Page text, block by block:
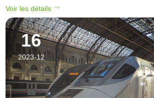
métamorphose de cette graine et de la mise en
premier plan quinquennal. Nous sommes mainte...
Voir les détails
16
2023-12